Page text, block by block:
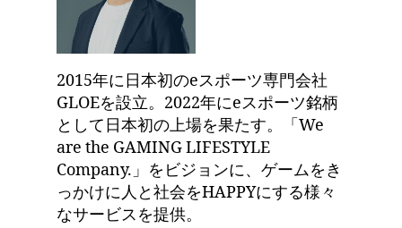
2015年に日本初のeスポーツ専門会社
GLOEを設立。2022年にeスポーツ銘柄
として日本初の上場を果たす。「We
are the GAMING LIFESTYLE
Company.」をビジョンに、ゲームをき
っかけに人と社会をHAPPYにする様々
なサービスを提供。